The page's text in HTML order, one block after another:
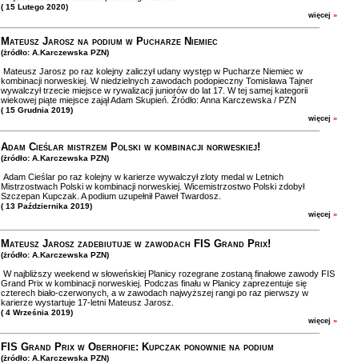
( 15 Lutego 2020)
więcej »
Mateusz Jarosz na podium w Pucharze Niemiec
(żródło: A.Karczewska PZN)
Mateusz Jarosz po raz kolejny zaliczył udany występ w Pucharze Niemiec w
kombinacji norweskiej. W niedzielnych zawodach podopieczny Tomisława Tajner
wywalczył trzecie miejsce w rywalizacji juniorów do lat 17. W tej samej kategorii
wiekowej piąte miejsce zajął Adam Skupień. Źródło: Anna Karczewska / PZN
( 15 Grudnia 2019)
więcej »
Adam Cieślar mistrzem Polski w kombinacji norweskiej!
(żródło: A.Karczewska PZN)
Adam Cieślar po raz kolejny w karierze wywalczył zloty medal w Letnich
Mistrzostwach Polski w kombinacji norweskiej. Wicemistrzostwo Polski zdobył
Szczepan Kupczak. A podium uzupełnił Paweł Twardosz.
( 13 Października 2019)
więcej »
Mateusz Jarosz zadebiutuje w zawodach FIS Grand Prix!
(żródło: A.Karczewska PZN)
W najbliższy weekend w słoweńskiej Planicy rozegrane zostaną finałowe zawody FIS
Grand Prix w kombinacji norweskiej. Podczas finału w Planicy zaprezentuje się
czterech biało-czerwonych, a w zawodach najwyższej rangi po raz pierwszy w
karierze wystartuje 17-letni Mateusz Jarosz.
( 4 Września 2019)
więcej »
FIS Grand Prix w Oberhofie: Kupczak ponownie na podium
(żródło: A.Karczewska PZN)